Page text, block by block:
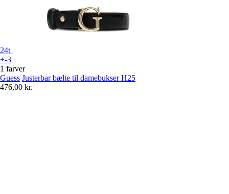
24t
+-3
1 farver
Guess Justerbar bælte til damebukser H25
476,00 kr.